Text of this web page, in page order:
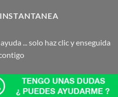
... solo haz clic y enseguida